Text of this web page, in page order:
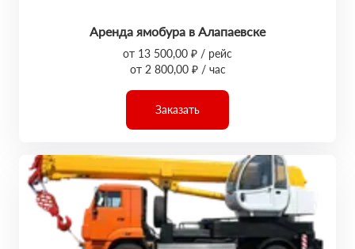
Аренда ямобура в Алапаевске
от 13 500,00 ₽ / рейс
от 2 800,00 ₽ / час
Заказать